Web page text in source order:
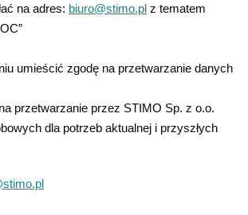
na adres: biuro@stimo.plz tematem
umieścić zgodę na przetwarzanie danych
przetwarzanie przez STIMO Sp. z o.o.
dla potrzeb aktualnej i przyszłych